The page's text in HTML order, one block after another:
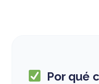
Por qué